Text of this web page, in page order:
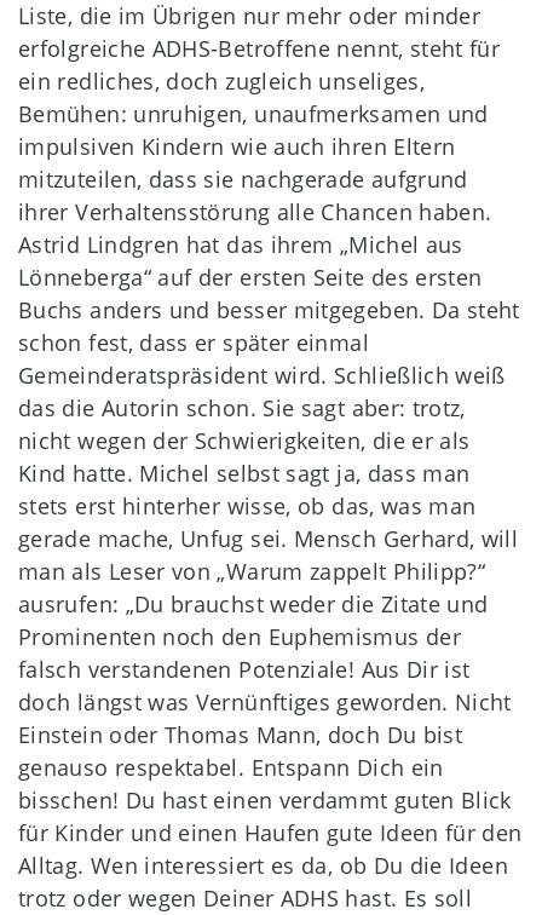
Liste, die im Übrigen nur mehr oder minder
erfolgreiche ADHS-Betroffene nennt, steht für
ein redliches, doch zugleich unseliges,
Bemühen: unruhigen, unaufmerksamen und
impulsiven Kindern wie auch ihren Eltern
mitzuteilen, dass sie nachgerade aufgrund
ihrer Verhaltensstörung alle Chancen haben.
Astrid Lindgren hat das ihrem „Michel aus
Lönneberga“ auf der ersten Seite des ersten
Buchs anders und besser mitgegeben. Da steht
schon fest, dass er später einmal
Gemeinderatspräsident wird. Schließlich weiß
das die Autorin schon. Sie sagt aber: trotz,
nicht wegen der Schwierigkeiten, die er als
Kind hatte. Michel selbst sagt ja, dass man
stets erst hinterher wisse, ob das, was man
gerade mache, Unfug sei. Mensch Gerhard, will
man als Leser von „Warum zappelt Philipp?“
ausrufen: „Du brauchst weder die Zitate und
Prominenten noch den Euphemismus der
falsch verstandenen Potenziale! Aus Dir ist
doch längst was Vernünftiges geworden. Nicht
Einstein oder Thomas Mann, doch Du bist
genauso respektabel. Entspann Dich ein
bisschen! Du hast einen verdammt guten Blick
für Kinder und einen Haufen gute Ideen für den
Alltag. Wen interessiert es da, ob Du die Ideen
trotz oder wegen Deiner ADHS hast. Es soll